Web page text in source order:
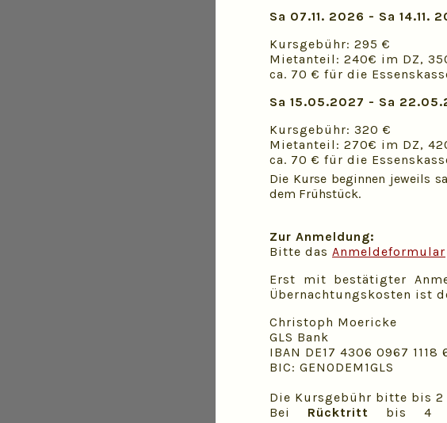
Sa 07.11. 2026 - Sa 14.11.
Kursgebühr: 295 €
Mietanteil: 240€ im DZ,
ca. 70 € für die
Sa 15.05.2027 - Sa
Kursgebühr: 320 €
Mietanteil: 270€ im DZ,
ca. 70 € für die
Die Kurse beginnen jeweils
dem Frühstück.
Zur Anmeldung:
Bitte das Anmeldeformular
Erst mit bestätigter
Übernachtungskosten ist
Christoph Moericke
GLS Bank
IBAN DE17 4306 0967 1118
BIC: GENODEM1GLS
Die Kursgebühr bitte bis 2
Bei Rücktritt bis 4